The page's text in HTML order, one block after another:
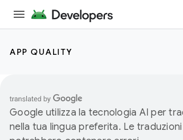
APP QUALITY
Google utilizza la tecnologia AI per
nella tua lingua preferita. Le